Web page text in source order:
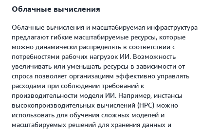
Облачные вычисления
Облачные вычисления и масштабируемая инфраструктура
предлагают гибкие масштабируемые ресурсы, которые
можно динамически распределять в соответствии с
потребностями рабочих нагрузок ИИ. Возможность
увеличивать или уменьшать ресурсы в зависимости от
спроса позволяет организациям эффективно управлять
расходами при соблюдении требований к
производительности модели ИИ. Например, инстансы
высокопроизводительных вычислений (HPC) можно
использовать для обучения сложных моделей и
масштабируемых решений для хранения данных и